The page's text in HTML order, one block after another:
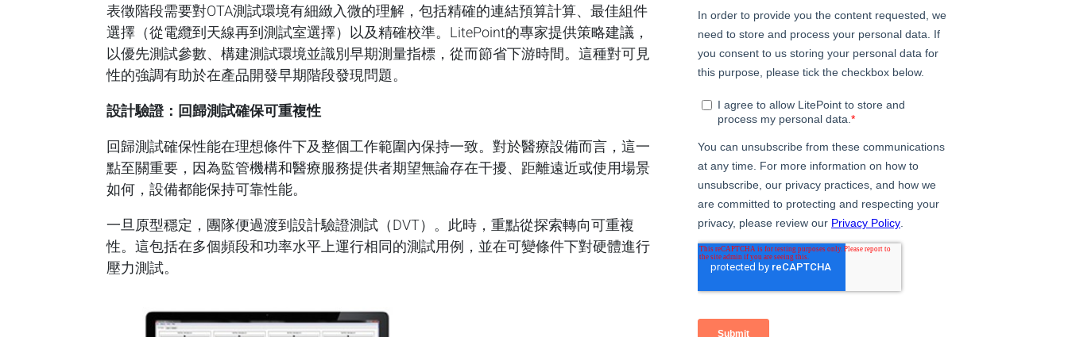
表徵階段需要對OTA測試環境有細緻入微的理解，包括精確的連結預算計算、最佳組件
選擇（從電纜到天線再到測試室選擇）以及精確校準。LitePoint的專家提供策略建議，
以優先測試參數、構建測試環境並識別早期測量指標，從而節省下游時間。這種對可見
性的強調有助於在產品開發早期階段發現問題。
設計驗證：回歸測試確保可重複性
回歸測試確保性能在理想條件下及整個工作範圍內保持一致。對於醫療設備而言，這一
點至關重要，因為監管機構和醫療服務提供者期望無論存在干擾、距離遠近或使用場景
如何，設備都能保持可靠性能。
一旦原型穩定，團隊便過渡到設計驗證測試（DVT）。此時，重點從探索轉向可重複
性。這包括在多個頻段和功率水平上運行相同的測試用例，並在可變條件下對硬體進行
壓力測試。